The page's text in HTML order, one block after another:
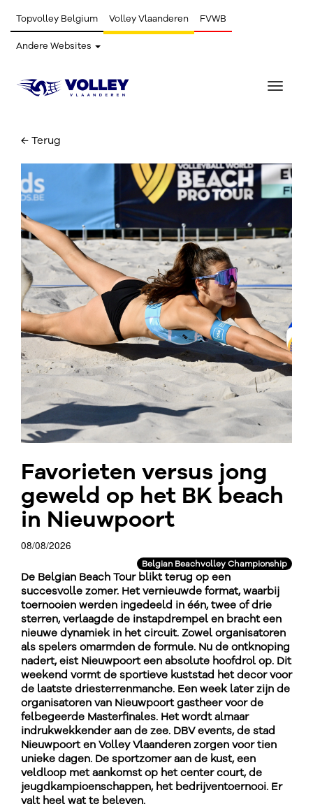
Topvolley Belgium Volley Vlaanderen FVWB
Andere Websites
Toggle
← Terug
Favorieten versus jong
geweld op het BK beach
in Nieuwpoort
08/08/2026
Belgian Beachvolley Championship
De Belgian Beach Tour blikt terug op een
succesvolle zomer. Het vernieuwde format, waarbij
toernooien werden ingedeeld in één, twee of drie
sterren, verlaagde de instapdrempel en bracht een
nieuwe dynamiek in het circuit. Zowel organisatoren
als spelers omarmden de formule. Nu de ontknoping
nadert, eist Nieuwpoort een absolute hoofdrol op. Dit
weekend vormt de sportieve kuststad het decor voor
de laatste driesterrenmanche. Een week later zijn de
organisatoren van Nieuwpoort gastheer voor de
felbegeerde Masterfinales. Het wordt almaar
indrukwekkender aan de zee. DBV events, de stad
Nieuwpoort en Volley Vlaanderen zorgen voor tien
unieke dagen. De sportzomer aan de kust, een
veldloop met aankomst op het center court, de
jeugdkampioenschappen, het bedrijventoernooi. Er
valt heel wat te beleven.